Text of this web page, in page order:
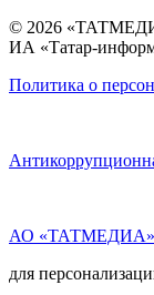
© 2026
ИА «Татар-
Политика о
АО «ТАТМЕДИА»
для